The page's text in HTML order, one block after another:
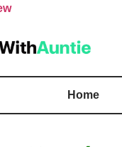
Home